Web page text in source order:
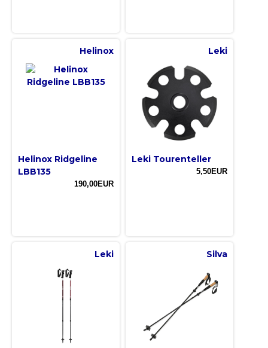
Helinox
Helinox Ridgeline
LBB135
190,00EUR
Leki
Leki Tourenteller
5,50EUR
Leki Silva